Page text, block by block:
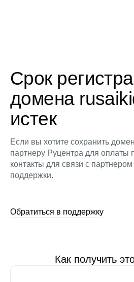
Срок
домена
истек
Если вы хотите сохранить
партнеру Руцентра для оплаты
контакты для связи с
поддержки.
Обратиться в поддержку
Как получить